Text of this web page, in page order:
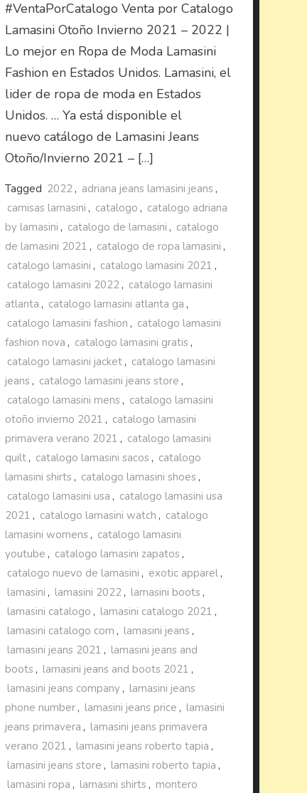
#VentaPorCatalogo Venta por Catalogo
Lamasini Otoño Invierno 2021 – 2022 |
Lo mejor en Ropa de Moda Lamasini
Fashion en Estados Unidos. Lamasini, el
lider de ropa de moda en Estados
Unidos. … Ya está disponible el
nuevo catálogo de Lamasini Jeans
Otoño/Invierno 2021 – […]
Tagged 2022 , adriana jeans lamasini jeans ,
camisas lamasini , catalogo , catalogo adriana
by lamasini , catalogo de lamasini , catalogo
de lamasini 2021 , catalogo de ropa lamasini ,
catalogo lamasini , catalogo lamasini 2021 ,
catalogo lamasini 2022 , catalogo lamasini
atlanta , catalogo lamasini atlanta ga ,
catalogo lamasini fashion , catalogo lamasini
fashion nova , catalogo lamasini gratis ,
catalogo lamasini jacket , catalogo lamasini
jeans , catalogo lamasini jeans store ,
catalogo lamasini mens , catalogo lamasini
otoño invierno 2021 , catalogo lamasini
primavera verano 2021 , catalogo lamasini
quilt , catalogo lamasini sacos , catalogo
lamasini shirts , catalogo lamasini shoes ,
catalogo lamasini usa , catalogo lamasini usa
2021 , catalogo lamasini watch , catalogo
lamasini womens , catalogo lamasini
youtube , catalogo lamasini zapatos ,
catalogo nuevo de lamasini , exotic apparel ,
lamasini , lamasini 2022 , lamasini boots ,
lamasini catalogo , lamasini catalogo 2021 ,
lamasini catalogo com , lamasini jeans ,
lamasini jeans 2021 , lamasini jeans and
boots , lamasini jeans and boots 2021 ,
lamasini jeans company , lamasini jeans
phone number , lamasini jeans price , lamasini
jeans primavera , lamasini jeans primavera
verano 2021 , lamasini jeans roberto tapia ,
lamasini jeans store , lamasini roberto tapia ,
lamasini ropa , lamasini shirts , montero